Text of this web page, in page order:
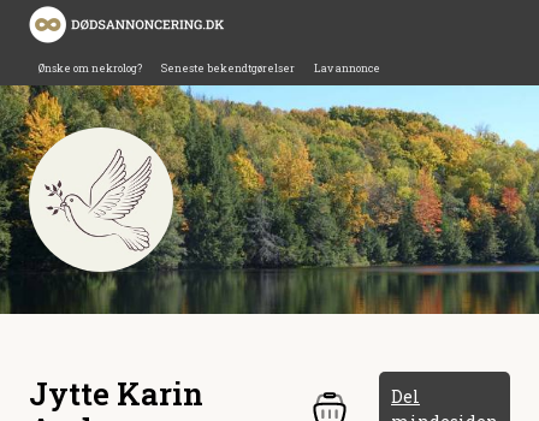
Ønske om nekrolog? Seneste bekendtgørelser Lav annonce
Jytte Karin
Del